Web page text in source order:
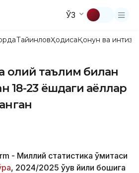
ЎЗ
ТайинловҲодисаҚонун ва
олий таълим билан
18-23 ёшдаги аёллар
- Миллий статистика қўмитаси
, 2024/2025 ўқув йили бошига